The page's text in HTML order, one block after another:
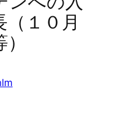
１０月